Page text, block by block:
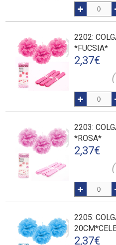
2202:
*FUCSIA*
2,37€
2203:
*ROSA*
2,37€
2205:
2,37€